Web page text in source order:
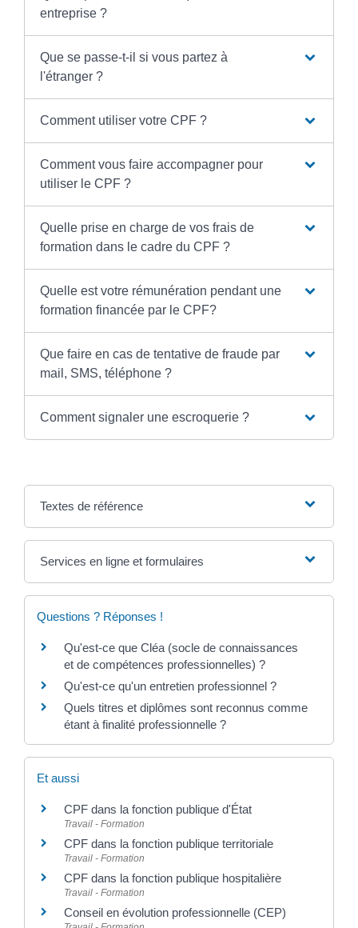
entreprise ?
Que se passe-t-il si vous partez à
l'étranger ?
Comment utiliser votre CPF ?
Comment vous faire accompagner pour
utiliser le CPF ?
Quelle prise en charge de vos frais de
formation dans le cadre du CPF ?
Quelle est votre rémunération pendant une
formation financée par le CPF?
Que faire en cas de tentative de fraude par
mail, SMS, téléphone ?
Comment signaler une escroquerie ?
Textes de référence
Services en ligne et formulaires
Questions ? Réponses !
Qu'est-ce que Cléa (socle de connaissances
et de compétences professionnelles) ?
Qu'est-ce qu'un entretien professionnel ?
Quels titres et diplômes sont reconnus comme
étant à finalité professionnelle ?
Et aussi
CPF dans la fonction publique d'État
Travail - Formation
CPF dans la fonction publique territoriale
Travail - Formation
CPF dans la fonction publique hospitalière
Travail - Formation
Conseil en évolution professionnelle (CEP)